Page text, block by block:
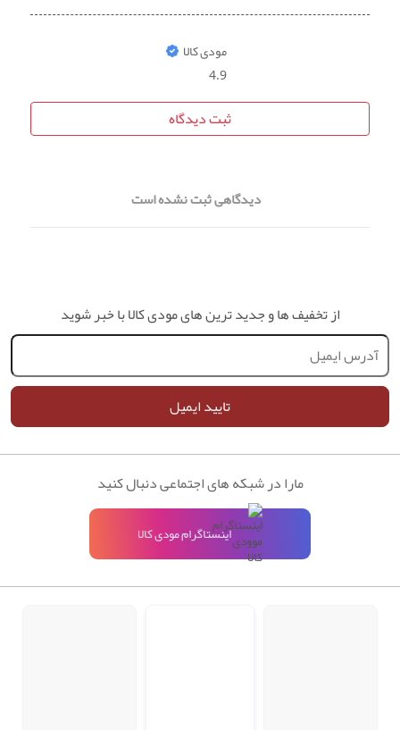
مودی کالا
4.9
ثبت دیدگاه
دیدگاهی ثبت نشده است
از تخفیف ها و جدید ترین های مودی کالا با خبر شوید
تایید ایمیل
مارا در شبکه های اجتماعی دنبال کنید
اینستاگرام مودی کالا